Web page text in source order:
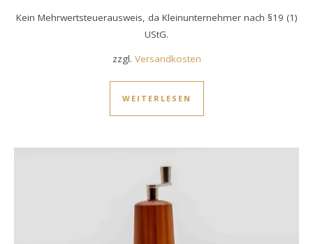
Kein Mehrwertsteuerausweis, da Kleinunternehmer nach §19 (1)
UStG.
zzgl. Versandkosten
WEITERLESEN